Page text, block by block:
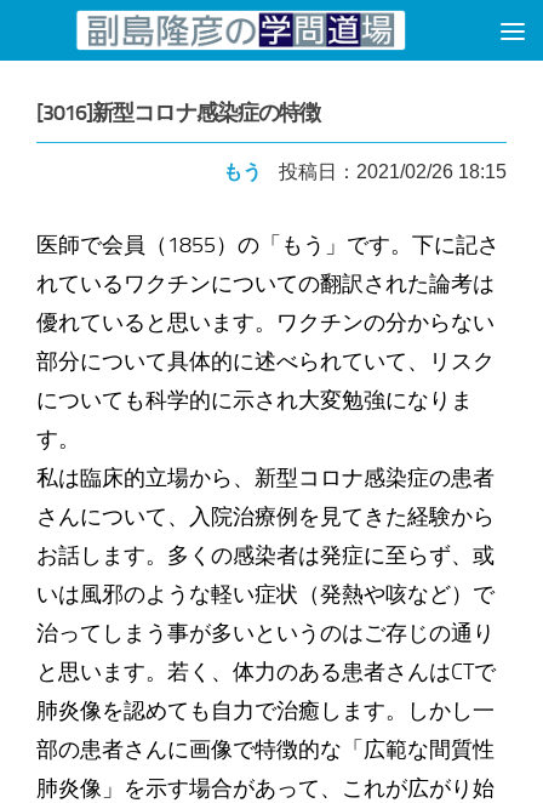
コンテンツへスキップ
[3016]新型コロナ感染症の特徴
もう 投稿日：2021/02/26 18:15
医師で会員（1855）の「もう」です。下に記さ
れているワクチンについての翻訳された論考は
優れていると思います。ワクチンの分からない
部分について具体的に述べられていて、リスク
についても科学的に示され大変勉強になりま
す。
私は臨床的立場から、新型コロナ感染症の患者
さんについて、入院治療例を見てきた経験から
お話します。多くの感染者は発症に至らず、或
いは風邪のような軽い症状（発熱や咳など）で
治ってしまう事が多いというのはご存じの通り
と思います。若く、体力のある患者さんはCTで
肺炎像を認めても自力で治癒します。しかし一
部の患者さんに画像で特徴的な「広範な間質性
肺炎像」を示す場合があって、これが広がり始